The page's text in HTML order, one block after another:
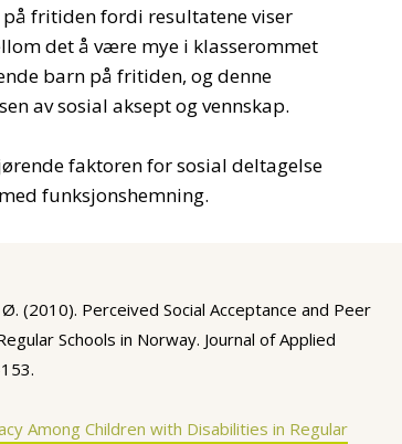
fritiden fordi resultatene viser
det å være mye i klasserommet
barn på fritiden, og denne
av sosial aksept og vennskap.
faktoren for sosial deltagelse
funksjonshemning.
(2010). Perceived Social Acceptance and Peer
Schools in Norway. Journal of Applied
Among Children with Disabilities in Regular